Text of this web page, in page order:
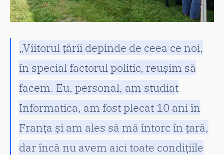
„Viitorul țării depinde de ceea ce noi,
în special factorul politic, reușim să
facem. Eu, personal, am studiat
Informatica, am fost plecat 10 ani în
Franța și am ales să mă întorc în țară,
dar încă nu avem aici toate condițiile